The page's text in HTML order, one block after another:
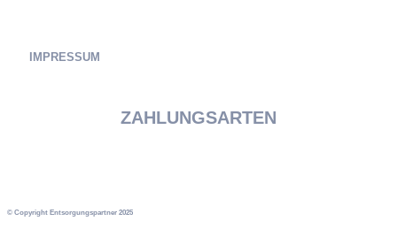
IMPRESSUM
ZAHLUNGSARTEN
© Copyright Entsorgungspartner 2025